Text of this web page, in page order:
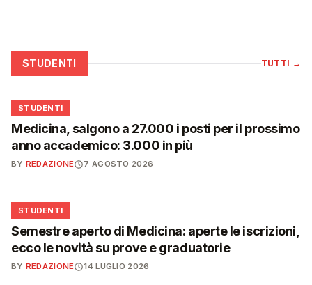
STUDENTI TUTTI →
🎓
STUDENTI
Medicina, salgono a 27.000 i posti per il prossimo
anno accademico: 3.000 in più
BY REDAZIONE 7 AGOSTO 2026
🎓
STUDENTI
Semestre aperto di Medicina: aperte le iscrizioni,
ecco le novità su prove e graduatorie
BY REDAZIONE 14 LUGLIO 2026